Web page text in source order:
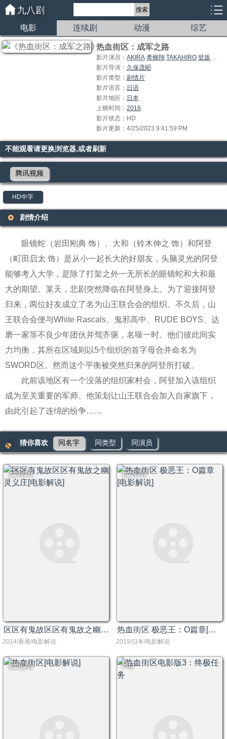
九八剧 搜索
电影 连续剧 动漫 综艺
热血街区：成军之路
影片演员：AKIRA 青柳翔 TAKAHIRO 登坂広臣
影片导演： 久保茂昭
影片类型： 剧情片
影片语言： 日语
影片地区： 日本
上映时间：2016
影片状态：HD
影片更新：4/25/2023 9:41:59 PM
不能观看请更换浏览器,或者刷新
腾讯视频
HD中字
剧情介绍
眼镜蛇（岩田刚典 饰）、大和（铃木伸之 饰）和阿登
（町田启太 饰）是从小一起长大的好朋友，头脑灵光的阿登
能够考入大学，是除了打架之外一无所长的眼镜蛇和大和最
大的期望。某天，悲剧突然降临在阿登身上。为了迎接阿登
归来，两位好友成立了名为山王联合会的组织。不久后，山
王联合会便与White Rascals、鬼邪高中、RUDE BOYS、达
磨一家等不良少年团伙并驾齐驱，名噪一时。他们彼此间实
力均衡，其所在区域则以5个组织的首字母合并命名为
SWORD区。然而这个平衡被突然归来的阿登所打破。
此前该地区有一个没落的组织家村会，阿登加入该组织
成为至关重要的军师。他策划让山王联合会加入自家旗下，
由此引起了连绵的纷争……
猜你喜欢 同名字 同类型 同演员
已完结
区区有鬼故区区有鬼故之幽灵义庄[电影解说]
2014/香港/电影解说
已完结
热血街区 极恶王：O篇章[电影解说]
2019/日本/电影解说
已完结 HD